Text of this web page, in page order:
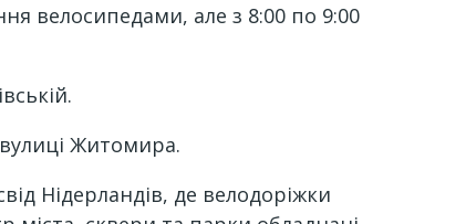
велосипедами, але з 8:00 по 9:00
Житомира.
Нідерландів, де велодоріжки